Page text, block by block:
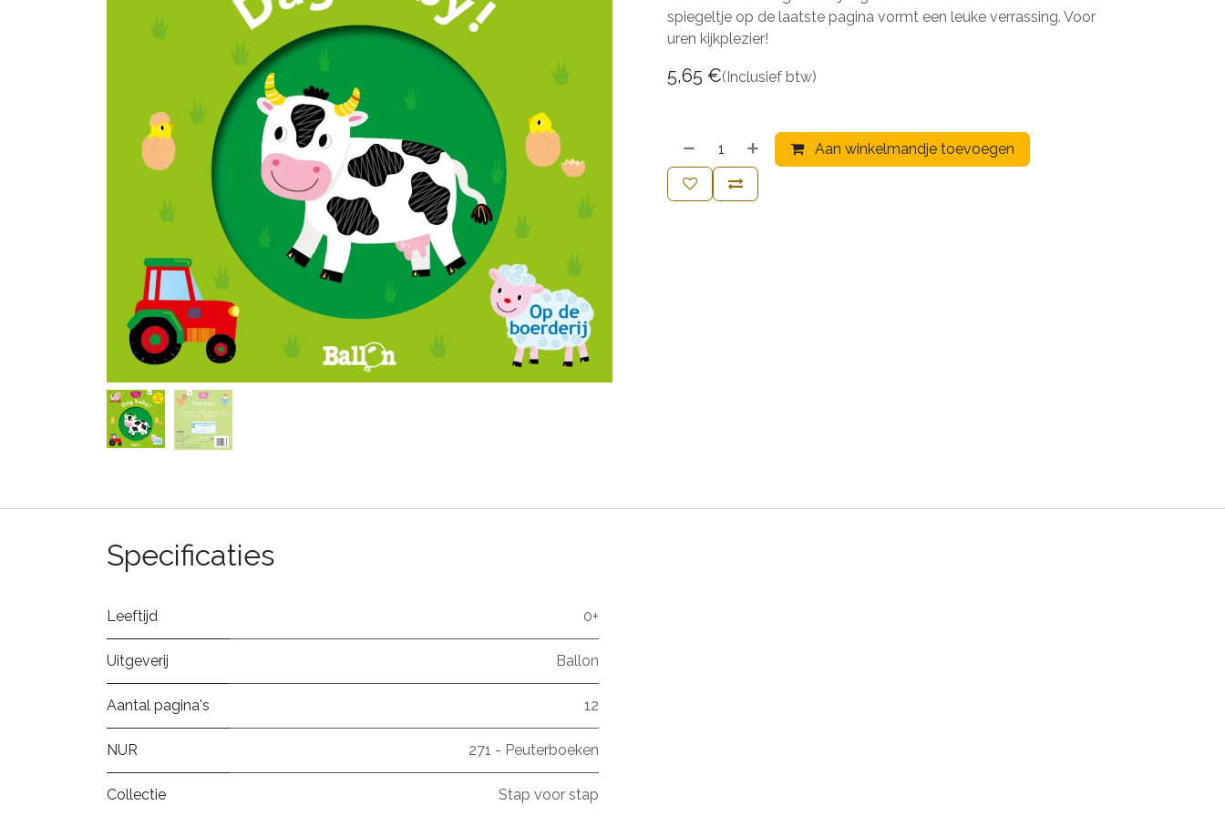
spiegeltje op de laatste pagina vormt een leuke verrassing. Voor
uren kijkplezier!
5,65 €(Inclusief btw)
Aan winkelmandje toevoegen
Specificaties
Leeftijd 0+
Uitgeverij Ballon
Aantal pagina's 12
NUR 271 - Peuterboeken
Collectie Stap voor stap